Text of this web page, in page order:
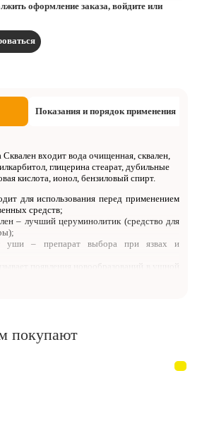
оформление заказа, войдите или
Показания и порядок применения
входит вода очищенная, сквален,
глицерина стеарат, дубильные
кислота, ионол, бензиловый спирт.
для использования перед применением
средств;
– лучший церуминолитик (средство для
уши – препарат выбора при язвах и
появления новообразований в ушной
покупают